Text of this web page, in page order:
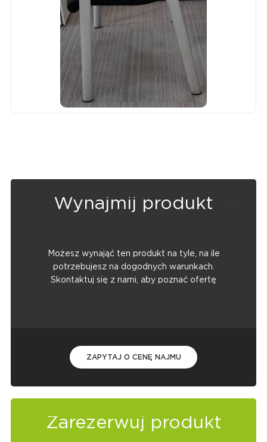
Wynajmij produkt
Możesz wynająć ten produkt na tyle, na ile
potrzebujesz na dogodnych warunkach.
Skontaktuj się z nami, aby poznać ofertę
ZAPYTAJ O CENĘ NAJMU
Zarezerwuj produkt